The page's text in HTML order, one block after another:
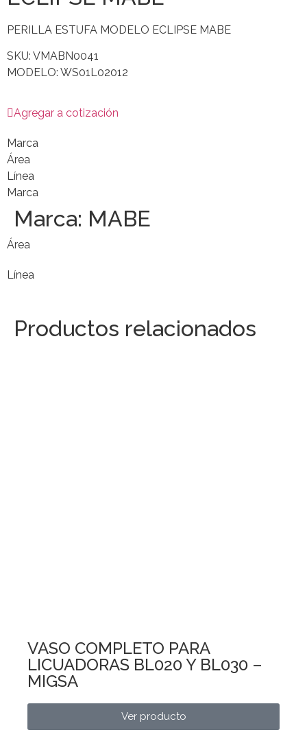
PERILLA ESTUFA MODELO ECLIPSE MABE
SKU: VMABN0041
MODELO: WS01L02012
Agregar a cotización
Marca
Área
Línea
Marca
Marca: MABE
Área
Línea
Productos relacionados
VASO COMPLETO PARA
LICUADORAS BL020 Y BL030 –
MIGSA
Ver producto